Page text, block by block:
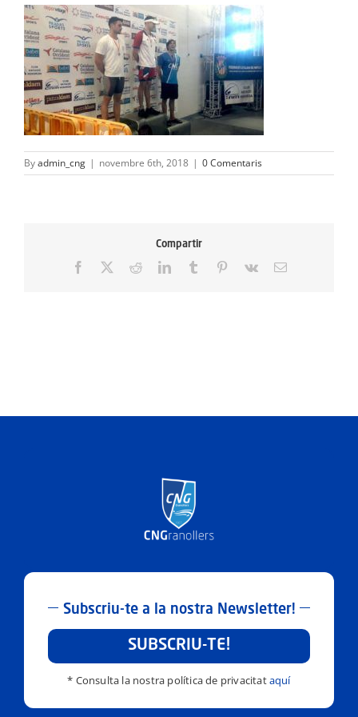
ACTIVITATS
SERVEIS
INFANTS
BLOG
EMPRESES
Byadmin_cng | novembre 6th, 2018 | 0 Comentaris
Compartir
Facebook RedditLinkedInTumblr Pinterest
Vk Email:
Subscriu-te a la nostra Newsletter!
SUBSCRIU-TE!
* Consulta la nostra política de privacitataquí